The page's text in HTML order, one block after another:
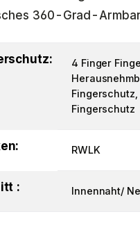
360-Grad-
4 Finger
Fingerschutz
RWLK
: Innennaht/